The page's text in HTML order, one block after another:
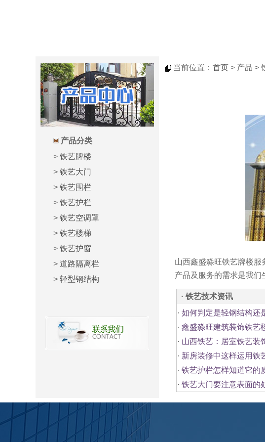
产品分类
> 铁艺牌楼
> 铁艺大门
> 铁艺围栏
> 铁艺护栏
> 铁艺空调罩
> 铁艺楼梯
> 铁艺护窗
> 道路隔离栏
> 轻型钢结构
当前位置： 首页 > 产品 >
山西鑫盛淼旺铁艺牌楼
产品及服务的需求是我们
· 铁艺技术资讯
· 如何判定是轻钢结构还
· 鑫盛淼旺建筑装饰铁艺
· 山西铁艺：居室铁艺装
· 新房装修中这样运用铁
· 铁艺护栏怎样知道它的
· 铁艺大门要注意表面的